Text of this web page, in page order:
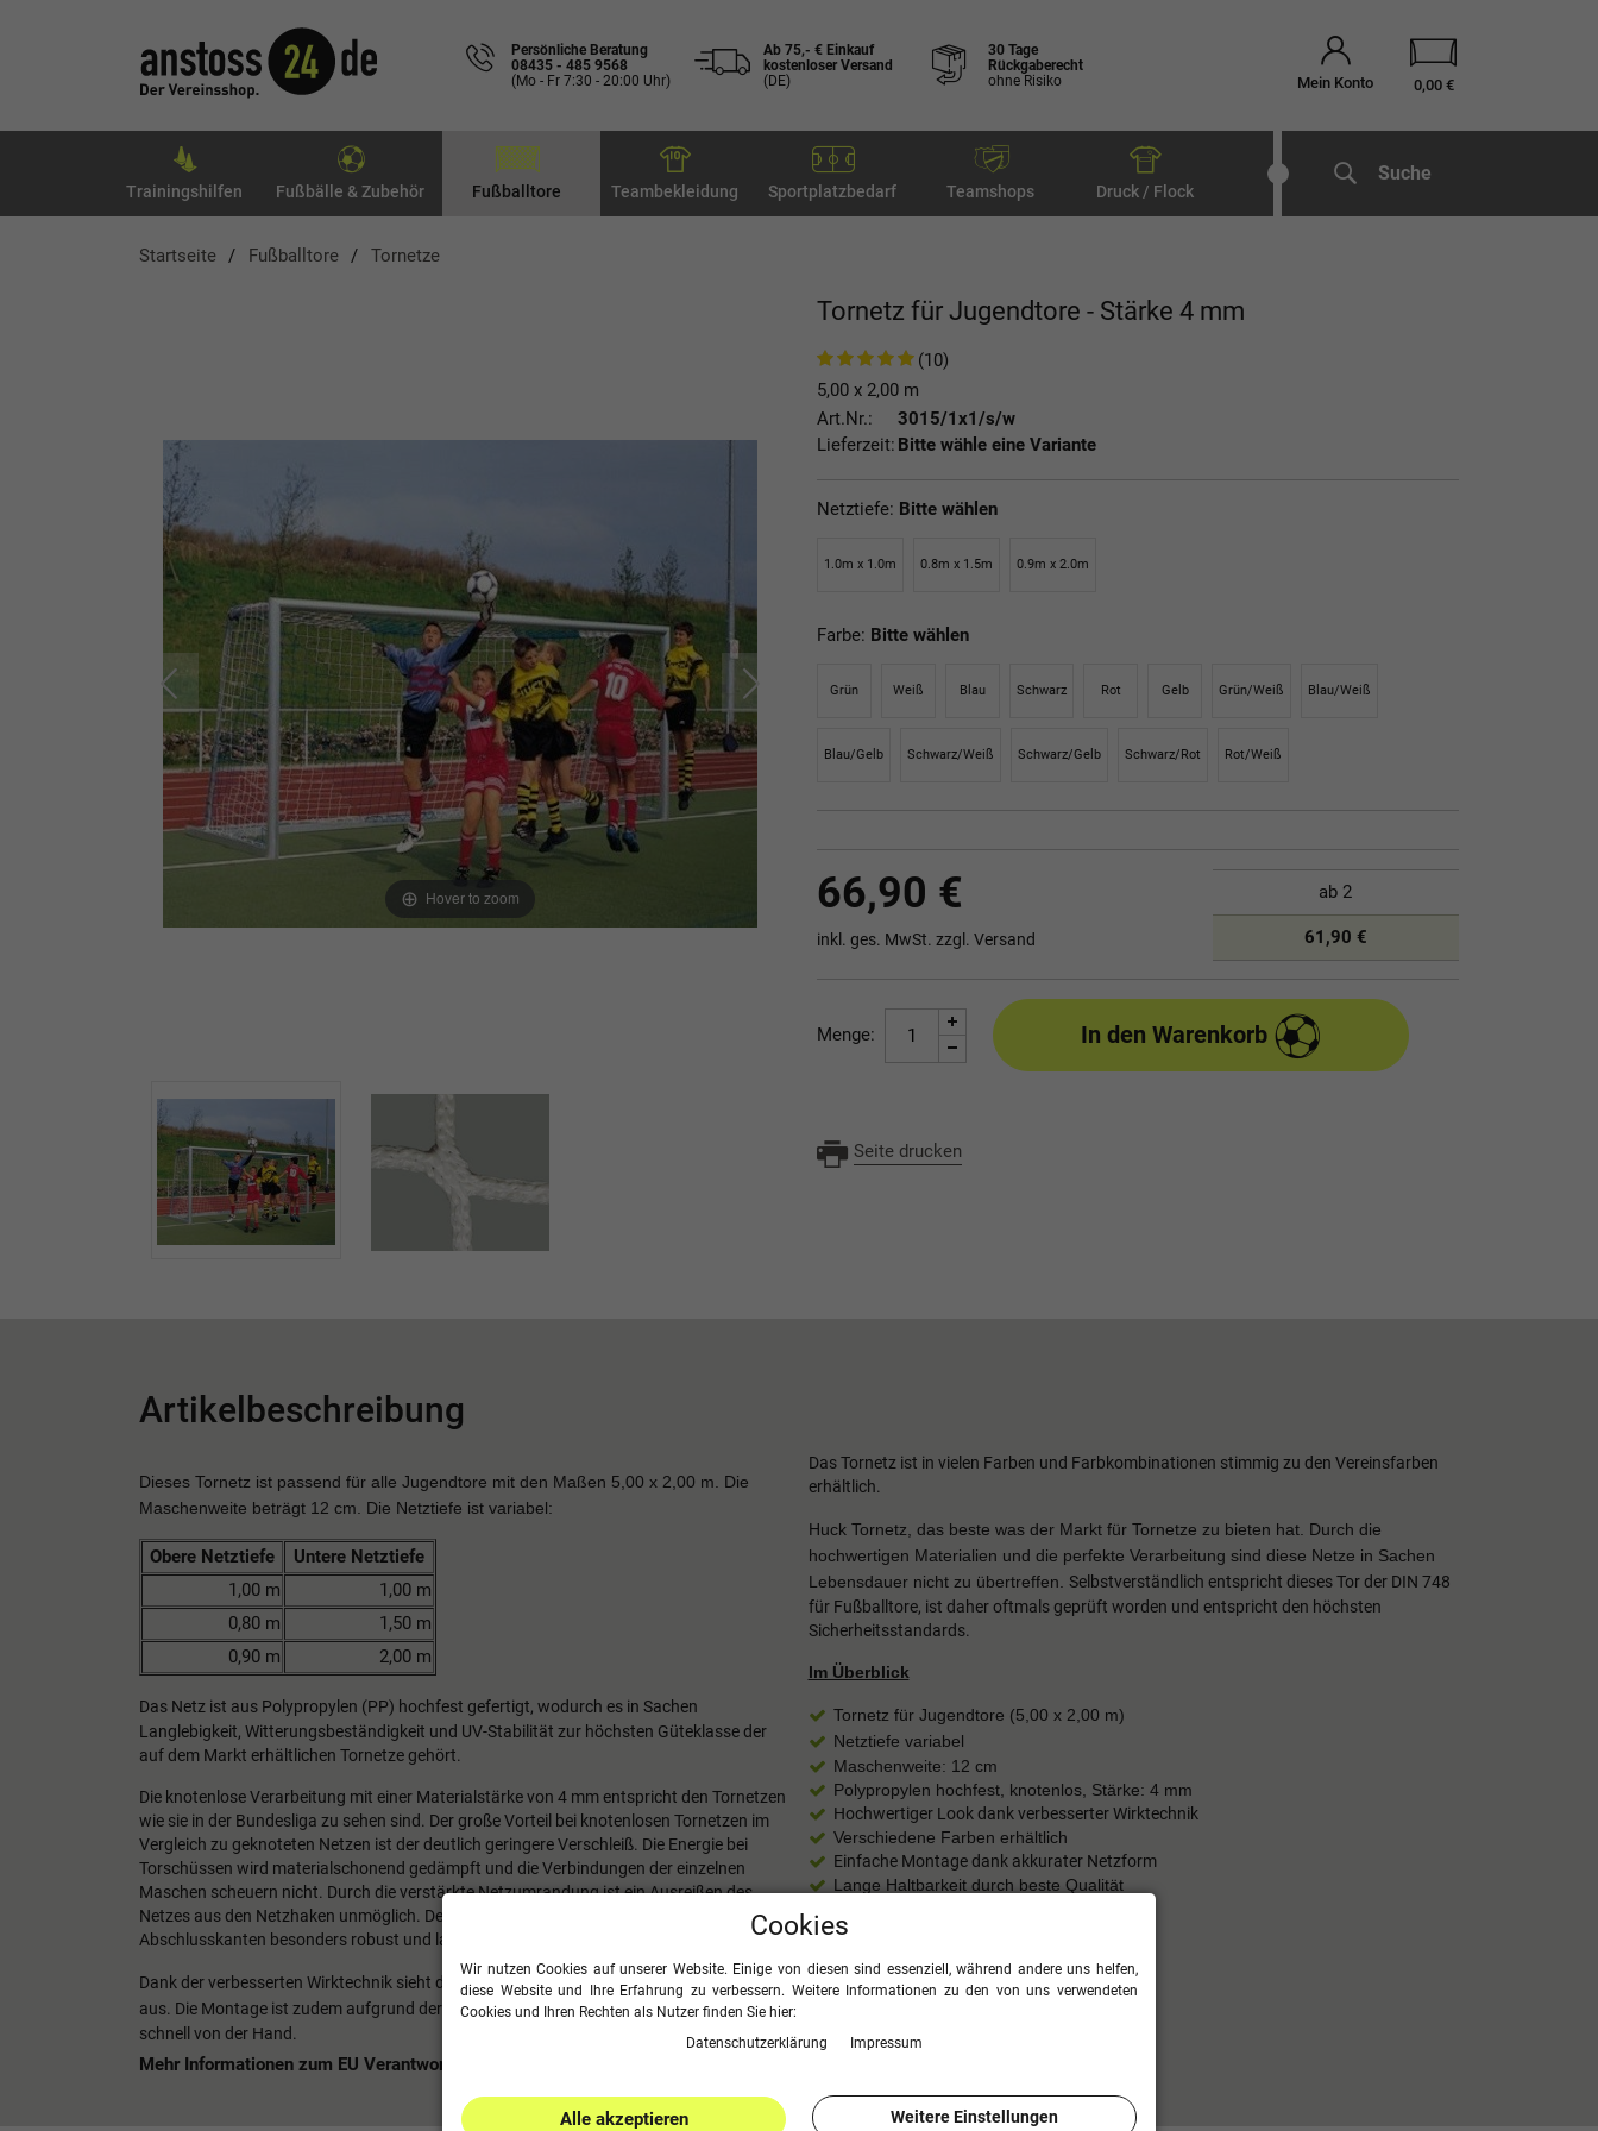
Persönliche Beratung
08435 - 485 9568
(Mo - Fr 7:30 - 20:00 Uhr)
Ab 75,- € Einkauf
kostenloser Versand
(DE)
30 Tage
Rückgaberecht
ohne Risiko
Mein Konto 0,00 €
Trainingshilfen Fußbälle & Zubehör Fußballtore Teambekleidung Sportplatzbedarf Teamshops Druck / Flock
Suche
Startseite Fußballtore Tornetze
Hover to zoom
Tornetz für Jugendtore - Stärke 4 mm
(10)
5,00 x 2,00 m
Art.Nr.:
3015/1x1/s/w
Lieferzeit: Bitte wähle eine Variante
Netztiefe: Bitte wählen
1.0m x 1.0m 0.8m x 1.5m 0.9m x 2.0m
Farbe: Bitte wählen
Grün Weiß Blau Schwarz Rot Gelb Grün/Weiß Blau/Weiß
Blau/Gelb Schwarz/Weiß Schwarz/Gelb Schwarz/Rot Rot/Weiß
66,90 €
inkl. ges. MwSt. zzgl. Versand
ab 2
61,90 €
Menge: In den Warenkorb
Seite drucken
Artikelbeschreibung
Dieses Tornetz ist passend für alle Jugendtore mit den Maßen 5,00 x 2,00 m. Die
Maschenweite beträgt 12 cm. Die Netztiefe ist variabel:
Obere Netztiefe
Untere Netztiefe
1,00 m
1,00 m
0,80 m
1,50 m
0,90 m
2,00 m
Das Netz ist aus Polypropylen (PP) hochfest gefertigt, wodurch es in Sachen
Langlebigkeit, Witterungsbeständigkeit und UV-Stabilität zur höchsten Güteklasse der
auf dem Markt erhältlichen Tornetze gehört.
Die knotenlose Verarbeitung mit einer Materialstärke von 4 mm entspricht den Tornetzen
wie sie in der Bundesliga zu sehen sind. Der große Vorteil bei knotenlosen Tornetzen im
Vergleich zu geknoteten Netzen ist der deutlich geringere Verschleiß. Die Energie bei
Torschüssen wird materialschonend gedämpft und die Verbindungen der einzelnen
Maschen scheuern nicht. Durch die verstärkte Netzumrandung ist ein Ausreißen des
Netzes aus den Netzhaken unmöglich. Des Weiteren sind die Netze dank der verstärkten
Abschlusskanten besonders robust und langlebig.
Dank der verbesserten Wirktechnik sieht dieses Tornetz sehr hochwertig und edel
aus. Die Montage ist zudem aufgrund der akkuraten Netzform kinderleicht und geht
schnell von der Hand.
Das Tornetz ist in vielen Farben und Farbkombinationen stimmig zu den Vereinsfarben
erhältlich.
Huck Tornetz, das beste was der Markt für Tornetze zu bieten hat. Durch die
hochwertigen Materialien und die perfekte Verarbeitung sind diese Netze in Sachen
Lebensdauer nicht zu übertreffen. Selbstverständlich entspricht dieses Tor der DIN 748
für Fußballtore, ist daher oftmals geprüft worden und entspricht den höchsten
Sicherheitsstandards.
Im Überblick
Tornetz für Jugendtore (5,00 x 2,00 m)
Netztiefe variabel
Maschenweite: 12 cm
Polypropylen hochfest, knotenlos, Stärke: 4 mm
Hochwertiger Look dank verbesserter Wirktechnik
Verschiedene Farben erhältlich
Einfache Montage dank akkurater Netzform
Lange Haltbarkeit durch beste Qualität
Mehr Informationen zum EU Verantwortlichen »
Cookies
Wir nutzen Cookies auf unserer Website. Einige von diesen sind essenziell, während andere uns helfen,
diese Website und Ihre Erfahrung zu verbessern. Weitere Informationen zu den von uns verwendeten
Cookies und Ihren Rechten als Nutzer finden Sie hier:
Daten­schutz­erklärung
Impressum
Alle akzeptieren Weitere Einstellungen